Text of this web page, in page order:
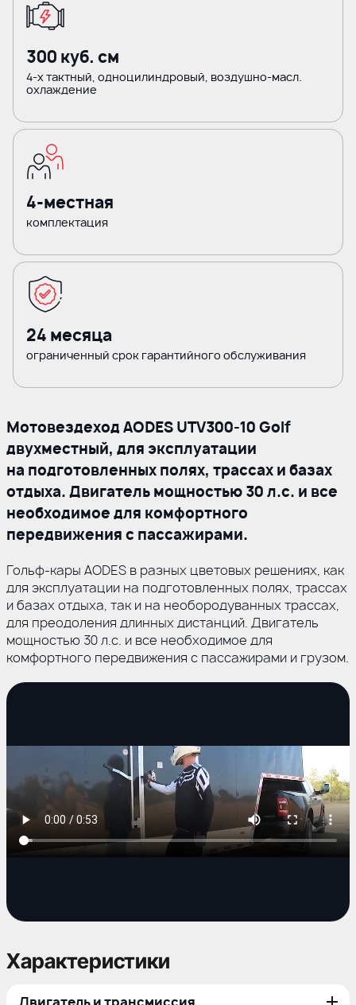
300 куб. см
4-х тактный, одноцилиндровый, воздушно-масл.
охлаждение
4-местная
комплектация
24 месяца
ограниченный срок гарантийного обслуживания
Мотовездеход AODES UTV300-10 Golf
двухместный, для эксплуатации
на подготовленных полях, трассах и базах
отдыха. Двигатель мощностью 30 л.с. и все
необходимое для комфортного
передвижения с пассажирами.
Гольф-кары AODES в разных цветовых решениях, как
для эксплуатации на подготовленных полях, трассах
и базах отдыха, так и на необородуванных трассах,
для преодоления длинных дистанций. Двигатель
мощностью 30 л.с. и все необходимое для
комфортного передвижения с пассажирами и грузом.
Характеристики